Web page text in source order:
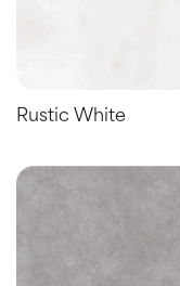
Rustic White